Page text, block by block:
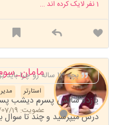
1نفر لایک کرده اند ...
مدیر استارتر
عضویت: 1402/07/19
بچه 13 ساله رو چرا باید بزنه؟!
یازده سالش پسرمدیشب
درس میپرسید و چند تا سوال